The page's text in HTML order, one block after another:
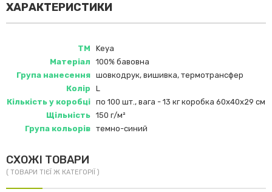
ХАРАКТЕРИСТИКИ
ТМ
Keya
Матеріал
100% бавовна
Група нанесення шовкодрук, вишивка, термотрансфер
Колір
L
Кількість у коробці по 100 шт., вага - 13 кг коробка 60х40х29 см
Щільність 150 г/м²
Група кольорів темно-синий
СХОЖІ ТОВАРИ
( ТОВАРИ ТІЄЇ Ж КАТЕГОРІЇ )